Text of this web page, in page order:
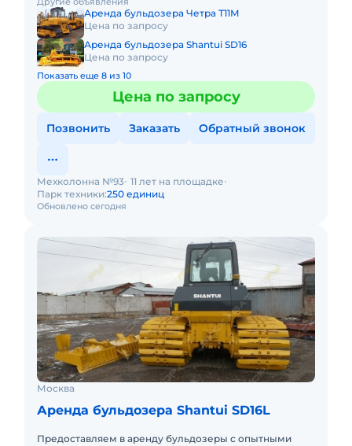
(почасовой, посменный) Пр
Аренда бульдозера Четра Т11М
Цена по запросу
Аренда бульдозера Shantui SD16
Цена по запросу
Показать еще 8 из 10
Цена по запросу
Позвонить Заказать Обратный звонок
Обновлено сегодня
Мехколонна №93 11 лет на площадке
Парк техники:250 единиц
Москва
Аренда бульдозера Shantui SD16L
Предоставляем в аренду бульдозеры с опытными